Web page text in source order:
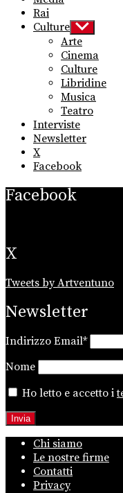
Rai
Culture Show
sub
menu
Arte
Cinema
Culture
Libridine
Musica
Teatro
Interviste
Newsletter
X
Facebook
Facebook
X
Tweets by Artventuno
Newsletter
Indirizzo Email*
Nome
Ho letto e accetto i
Chi siamo
Le nostre firme
Contatti
Privacy